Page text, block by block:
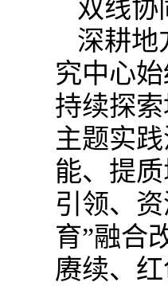
双线协
深耕地
究中心
持续探
主题实
能、提
引领、
育”融合
赓续、